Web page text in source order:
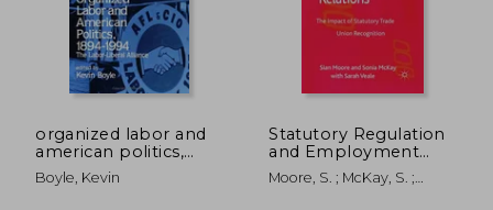
organized labor and
american politics,
1894-1994: the labor-
liberal alliance (en
Boyle, Kevin
Statutory Regulation
and Employment
Relations: The
Impact of Statutory
Moore, S. ; McKay, S. ;